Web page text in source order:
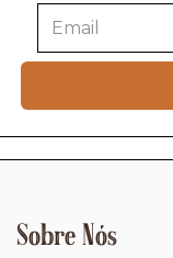
Sobre Nós